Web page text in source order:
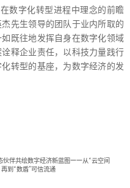
数字化转型进程中理念的前瞻
先生领导的团队于业内所取的
既往地发挥自身在数字化领域
释企业责任，以科技力量践行
转型的基座，为数字经济的发
伙伴共绘数字经济新蓝图——从“云空间
再到“数盾”可信流通